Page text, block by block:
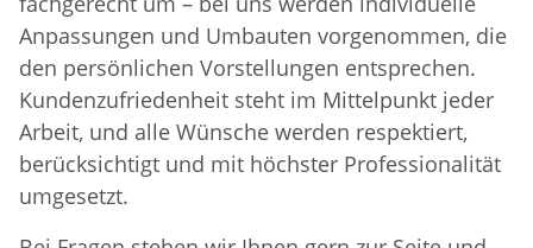
Anpassungen und Umbauten vorgenommen, die
den persönlichen Vorstellungen entsprechen.
Kundenzufriedenheit steht im Mittelpunkt jeder
Arbeit, und alle Wünsche werden respektiert,
berücksichtigt und mit höchster Professionalität
umgesetzt.